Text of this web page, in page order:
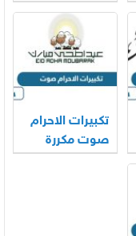
بجودة عالية
تكبيرات الاحرام
صوت مكررة